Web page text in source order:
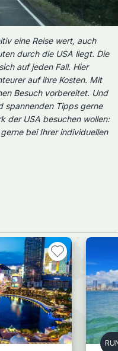
eine Reise wert, auch
durch die USA liegt. Die
auf jeden Fall. Hier
auf ihre Kosten. Mit
Besuch vorbereitet. Und
spannenden Tipps gerne
der USA besuchen wollen:
bei Ihrer individuellen